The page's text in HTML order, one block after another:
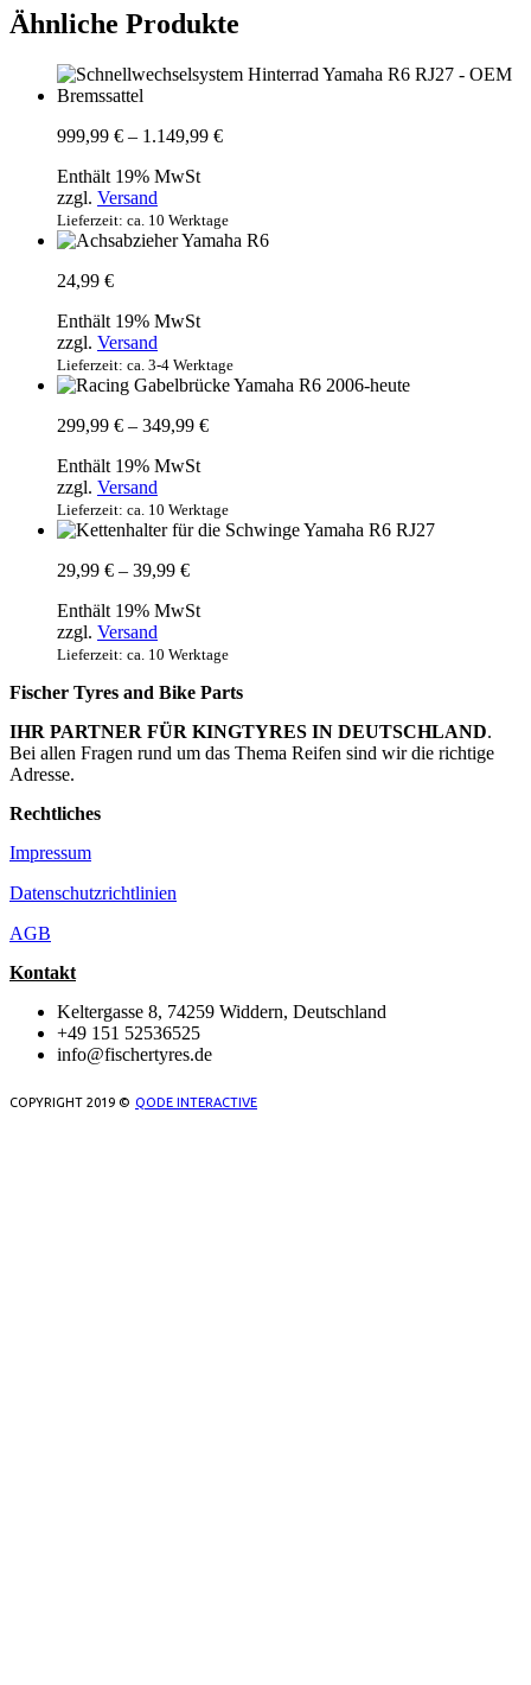
Ähnliche Produkte
999,99 € – 1.149,99 €Preisspanne:
Enthält 19% MwSt
zzgl. Versand
Lieferzeit: ca. 10 Werktage
24,99 €
Enthält 19% MwSt
zzgl. Versand
Lieferzeit: ca. 3-4 Werktage
299,99 € – 349,99 €Preisspanne:
Enthält 19% MwSt
zzgl. Versand
Lieferzeit: ca. 10 Werktage
29,99 € – 39,99 €Preisspanne:
bis
Enthält 19% MwSt
zzgl. Versand
Lieferzeit: ca. 10 Werktage
Fischer Tyres and Bike Parts
IHR PARTNER FÜR KINGTYRES IN DEUTSCHLAND.
Bei allen Fragen rund um das Thema Reifen sind wir die richtige
Adresse.
Rechtliches
Impressum
Datenschutzrichtlinien
AGB
Kontakt
Keltergasse 8, 74259 Widdern, Deutschland
+49 151 52536525
info@fischertyres.de
COPYRIGHT 2019 © QODE INTERACTIVE